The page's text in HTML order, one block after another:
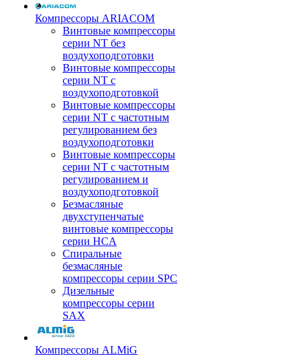
Компрессоры ARIACOM
Винтовые компрессоры
серии NT без
воздухоподготовки
Винтовые компрессоры
серии NT c
воздухоподготовкой
Винтовые компрессоры
серии NT с частотным
регулированием без
воздухоподготовки
Винтовые компрессоры
серии NT с частотным
регулированием и
воздухоподготовкой
Безмасляные
двухступенчатые
винтовые компрессоры
серии HCA
Спиральные
безмасляные
компрессоры серии SPC
Дизельные
компрессоры серии
SAX
Компрессоры ALMiG